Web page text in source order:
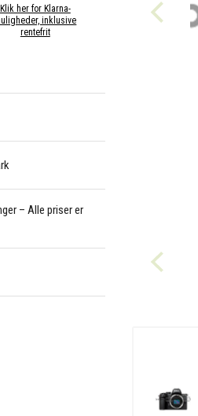
Klik her for Klarna-
inklusive
rentefrit
– Alle priser er